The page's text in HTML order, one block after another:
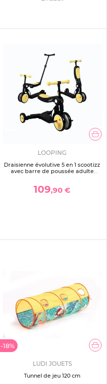
LOOPING
Draisienne évolutive 5 en 1 scootizz
avec barre de poussée adulte
109,90 €
-18%
LUDI JOUETS
Tunnel de jeu 120 cm